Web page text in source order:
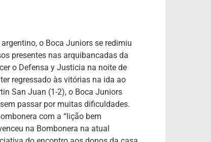
o Boca Juniors se redimiu
presentes nas arquibancadas da
o Defensa y Justicia na noite de
regressado às vitórias na ida ao
San Juan (1-2), o Boca Juniors
passar por muitas dificuldades.
com a “lição bem
na Bombonera na atual